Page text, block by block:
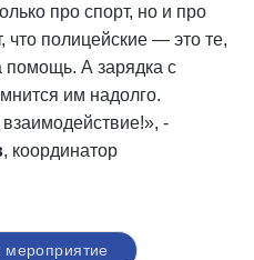
про спорт, но и про
что полицейские — это те,
помощь. А зарядка с
им надолго.
-
, координатор
мероприятие